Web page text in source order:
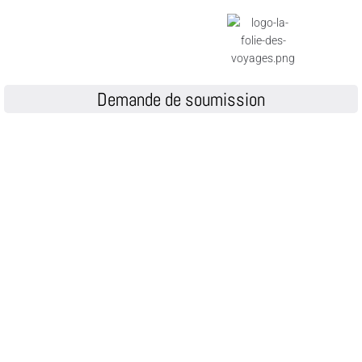
Demande de soumission